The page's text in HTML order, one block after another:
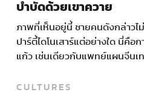
บำบัดด้วยเขาควาย
ภาพที่เห็นอยู่นี้ ชายคนดังกล่าวไ
ปาร์ตี้ไดโนเสาร์แต่อย่างใด นี่คือ
แก้ว เช่นเดียวกับแพทย์แผนจีนเ
CULTURES